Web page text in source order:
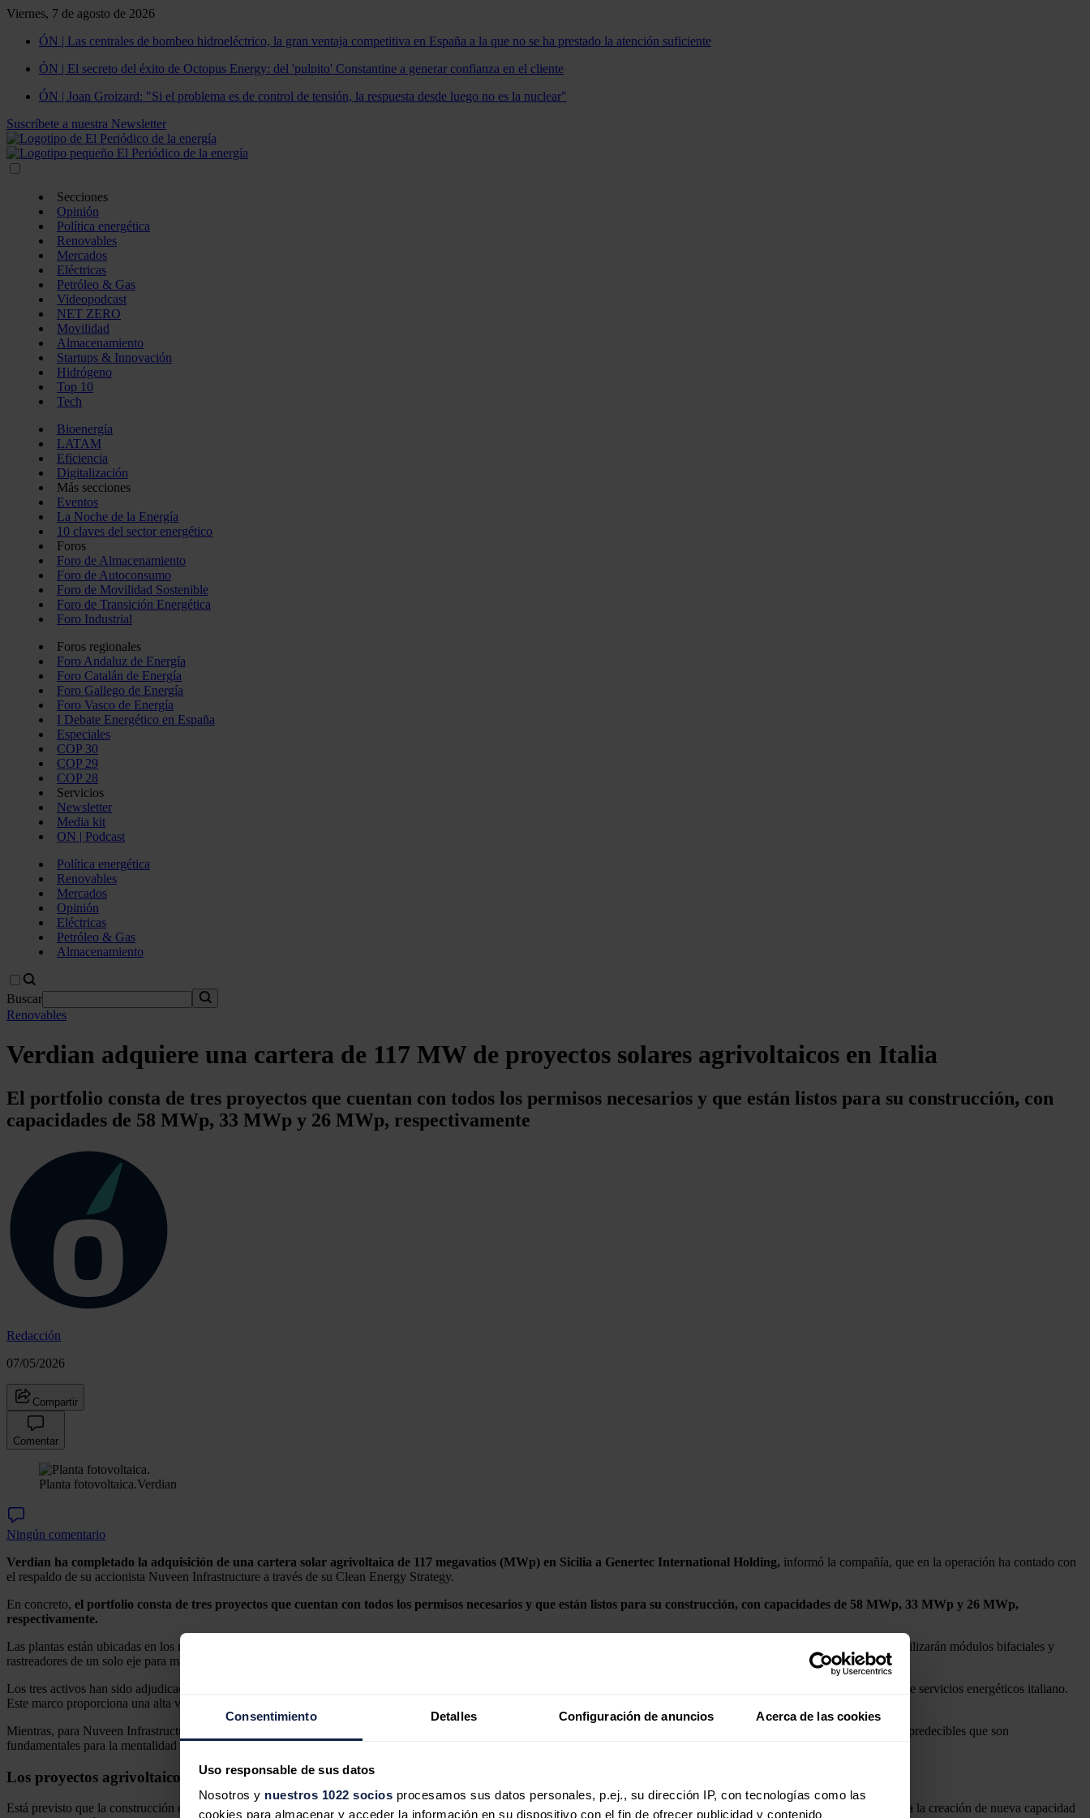
Consentimiento Detalles Configuración de anuncios Acerca de las cookies
Uso responsable de sus datos
Nosotros y nuestros 1022 socios procesamos sus datos personales, p.ej., su dirección IP, con tecnologías como las
cookies para almacenar y acceder la información en su dispositivo con el fin de ofrecer publicidad y contenido
Viernes, 7 de agosto de 2026
ÓN | Las centrales de bombeo hidroeléctrico, la gran ventaja competitiva en España a la que no se ha prestado la atención suficiente
ÓN | El secreto del éxito de Octopus Energy: del 'pulpito' Constantine a generar confianza en el cliente
ÓN | Joan Groizard: "Si el problema es de control de tensión, la respuesta desde luego no es la nuclear"
Suscríbete a nuestra Newsletter
Secciones
Opinión
Política energética
Renovables
Mercados
Eléctricas
Petróleo & Gas
Videopodcast
NET ZERO
Movilidad
Almacenamiento
Startups & Innovación
Hidrógeno
Top 10
Tech
Bioenergía
LATAM
Eficiencia
Digitalización
Más secciones
Eventos
La Noche de la Energía
10 claves del sector energético
Foros
Foro de Almacenamiento
Foro de Autoconsumo
Foro de Movilidad Sostenible
Foro de Transición Energética
Foro Industrial
Foros regionales
Foro Andaluz de Energía
Foro Catalán de Energía
Foro Gallego de Energía
Foro Vasco de Energía
I Debate Energético en España
Especiales
COP 30
COP 29
COP 28
Servicios
Newsletter
Media kit
ON | Podcast
Política energética
Renovables
Mercados
Opinión
Eléctricas
Petróleo & Gas
Almacenamiento
Buscar
Renovables
Verdian adquiere una cartera de 117 MW de proyectos solares agrivoltaicos en Italia
El portfolio consta de tres proyectos que cuentan con todos los permisos necesarios y que están listos para su construcción, con
capacidades de 58 MWp, 33 MWp y 26 MWp, respectivamente
Redacción
07/05/2026
Compartir
Comentar
Planta fotovoltaica.Verdian
Ningún comentario
Verdian ha completado la adquisición de una cartera solar agrivoltaica de 117 megavatios (MWp) en Sicilia a Genertec International Holding, informó la compañía, que en la operación ha contado con
el respaldo de su accionista Nuveen Infrastructure a través de su Clean Energy Strategy.
En concreto, el portfolio consta de tres proyectos que cuentan con todos los permisos necesarios y que están listos para su construcción, con capacidades de 58 MWp, 33 MWp y 26 MWp,
respectivamente.
Las plantas están ubicadas en los municipios de Ramacca y Paternò (Sicilia), una de las regiones con mayor potencial de Europa para la generación solar. Estos proyectos, que utilizarán módulos bifaciales y
rastreadores de un solo eje para maximizar la eficiencia, han sido desarrollados conforme a los marcos regulatorios de Italia y de la Unión Europea.
Los tres activos han sido adjudicados con éxito bajo el esquema de subastas FER X, beneficiándose de una estructura de contrato por diferencia con GSE, el operador nacional de servicios energéticos italiano.
Este marco proporciona una alta visibilidad de los ingresos y facilita la integración de los proyectos en la plataforma de Verdian.
Mientras, para Nuveen Infrastructure, esta estructura de tarifas respaldada por el Gobierno italiano sustenta las características de protección contra la inflación y los flujos de caja predecibles que son
fundamentales para la mentalidad de inversión del fondo.
Los proyectos agrivoltaicos de Verdian
Está previsto que la construcción empiece a finales de 2026, con el inicio de su actividad comercial entre mediados y finales de 2027. Cabe destacar que esta operación representa la creación de nueva capacidad